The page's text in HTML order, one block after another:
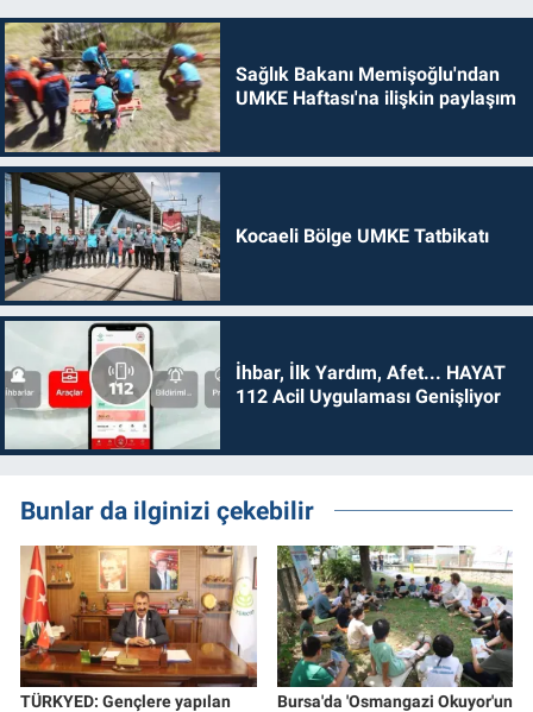
Sağlık Bakanı Memişoğlu'ndan
UMKE Haftası'na ilişkin paylaşım
Kocaeli Bölge UMKE Tatbikatı
İhbar, İlk Yardım, Afet... HAYAT
112 Acil Uygulaması Genişliyor
Bunlar da ilginizi çekebilir
TÜRKYED: Gençlere yapılan
Bursa'da 'Osmangazi Okuyor'un